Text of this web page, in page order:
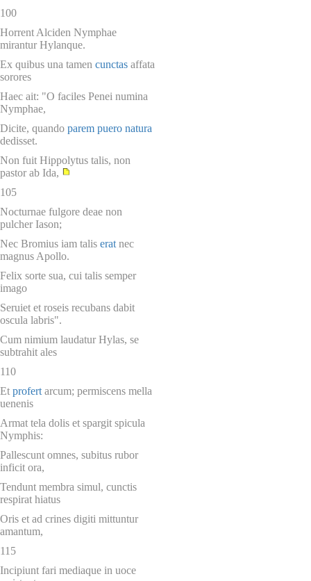
100
Horrent Alciden Nymphae
mirantur Hylanque.
Ex quibus una tamen cunctas affata
sorores
Haec ait: "O faciles Penei numina
Nymphae,
Dicite, quando parem puero natura
dedisset.
Non fuit Hippolytus talis, non
pastor ab Ida,
105
Nocturnae fulgore deae non
pulcher Iason;
Nec Bromius iam talis erat nec
magnus Apollo.
Felix sorte sua, cui talis semper
imago
Seruiet et roseis recubans dabit
oscula labris".
Cum nimium laudatur Hylas, se
subtrahit ales
110
Et profert arcum; permiscens mella
uenenis
Armat tela dolis et spargit spicula
Nymphis:
Pallescunt omnes, subitus rubor
inficit ora,
Tendunt membra simul, cunctis
respirat hiatus
Oris et ad crines digiti mittuntur
amantum,
115
Incipiunt fari mediaque in uoce